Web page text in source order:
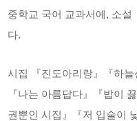
중학교 국어 교과서에, 소
다.
시집 『진도아리랑』『하
『나는 아름답다』『밥이
권뿐인 시집』『저 입술이